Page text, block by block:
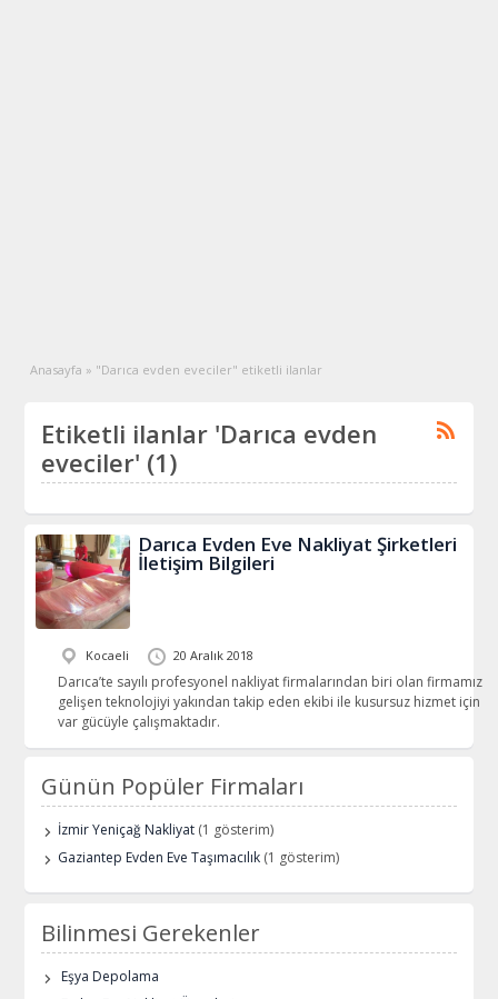
Anasayfa » "Darıca evden eveciler" etiketli ilanlar
Etiketli ilanlar 'Darıca evden
eveciler' (1)
Darıca Evden Eve Nakliyat Şirketleri
İletişim Bilgileri
Kocaeli 20 Aralık 2018
Darıca’te sayılı profesyonel nakliyat firmalarından biri olan firmamız
gelişen teknolojiyi yakından takip eden ekibi ile kusursuz hizmet için
var gücüyle çalışmaktadır.
Günün Popüler Firmaları
İzmir Yeniçağ Nakliyat (1 gösterim)
Gaziantep Evden Eve Taşımacılık (1 gösterim)
Bilinmesi Gerekenler
Eşya Depolama